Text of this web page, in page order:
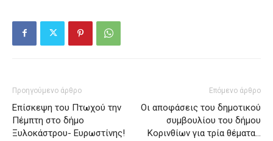
Προηγούμενο άρθρο
Επίσκεψη του Πτωχού την
Πέμπτη στο δήμο
Ξυλοκάστρου- Ευρωστίνης!
Επόμενο άρθρο
Οι αποφάσεις του δημοτικού
συμβουλίου του δήμου
Κορινθίων για τρία θέματα…